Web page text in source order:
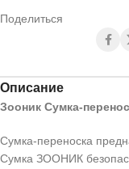
Поделиться
Описание
Зооник Сумка-
Сумка-переноска
Сумка ЗООНИК